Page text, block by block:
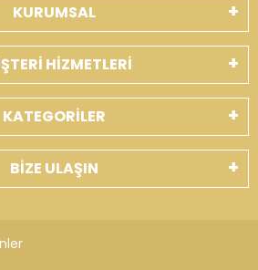
KURUMSAL
HİZMETLERİ
KATEGORİLER
BİZE ULAŞIN